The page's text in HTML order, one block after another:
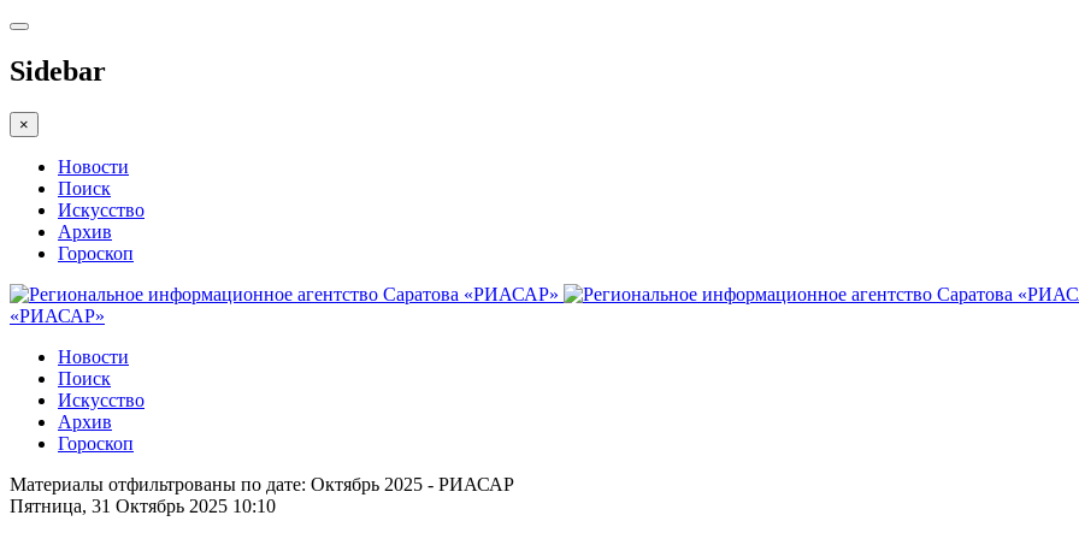
Sidebar
×
Новости
Поиск
Искусство
Архив
Гороскоп
«РИАСАР»
Новости
Поиск
Искусство
Архив
Гороскоп
Материалы отфильтрованы по дате: Октябрь 2025 - РИАСАР
Пятница, 31 Октябрь 2025 10:10